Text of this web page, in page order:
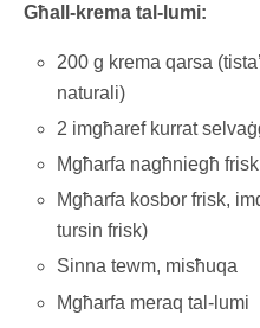
Għall-krema tal-lumi:
200 g krema qarsa
naturali)
2 imgħaref kurrat
Mgħarfa nagħniegħ
Mgħarfa kosbor frisk,
tursin frisk)
Sinna tewm, misħuqa
Mgħarfa meraq tal-lumi